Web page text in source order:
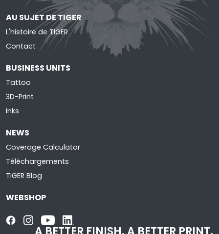
AU SUJET DE TIGER
L'histoire de TIGER
Contact
BUSINESS UNITS
Tattoo
3D-Print
Inks
NEWS
Coverage Calculator
Téléchargements
TIGER Blog
WEBSHOP